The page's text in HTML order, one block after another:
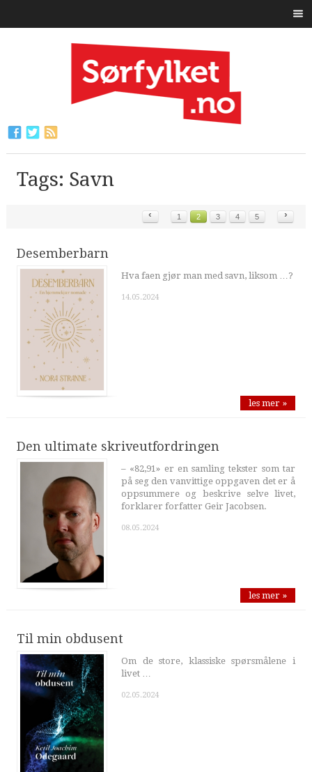
Tags: Savn
‹ 1 2 3 4 5 ›
Desemberbarn
Hva faen gjør man med savn, liksom …?
14.05.2024
les mer »
Den ultimate skriveutfordringen
– «82,91» er en samling tekster som tar
på seg den vanvittige oppgaven det er å
oppsummere og beskrive selve livet,
forklarer forfatter Geir Jacobsen.
08.05.2024
les mer »
Til min obdusent
Om de store, klassiske spørsmålene i
livet …
02.05.2024